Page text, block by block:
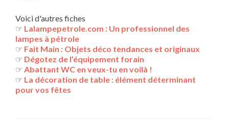
Voici d'autres fiches
☞ Lalampepetrole.com : Un professionnel des
lampes à pétrole
☞ Fait Main : Objets déco tendances et originaux
☞ Dégotez de l’équipement forain
☞ Abattant WC en veux-tu en voilà !
☞ La décoration de table : élément déterminant
pour vos fêtes